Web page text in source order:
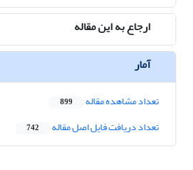
ارجاع به این مقاله
آمار
تعداد مشاهده مقاله 899
تعداد دریافت فایل اصل مقاله 742